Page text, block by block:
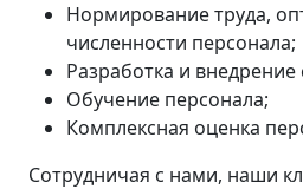
Нормирование труда,
численности персонала;
Разработка и внедрение
Обучение персонала;
Комплексная оценка
Сотрудничая с нами, наши